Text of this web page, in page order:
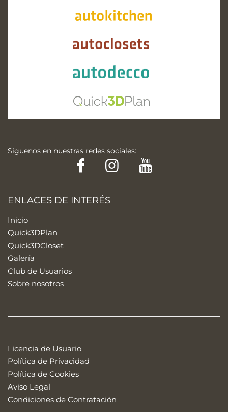
Siguenos en nuestras redes sociales:
FacebookInstagram
ENLACES DE INTERÉS
Inicio
Quick3DPlan
Quick3DCloset
Galería
Club de Usuarios
Sobre nosotros
Licencia de Usuario
Política de Privacidad
Política de Cookies
Aviso Legal
Condiciones de Contratación